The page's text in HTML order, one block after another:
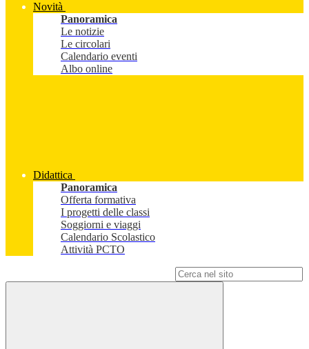
Novità
Panoramica
Le notizie
Le circolari
Calendario eventi
Albo online
Didattica
Panoramica
Offerta formativa
I progetti delle classi
Soggiorni e viaggi
Calendario Scolastico
Attività PCTO